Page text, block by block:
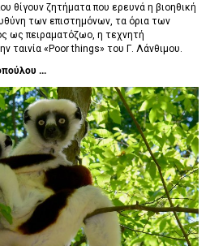
θίγουν ζητήματα που ερευνά η βιοηθική
των επιστημόνων, τα όρια των
ως πειραματόζωο, η τεχνητή
ταινία «Poor things» του Γ. Λάνθιμου.
...